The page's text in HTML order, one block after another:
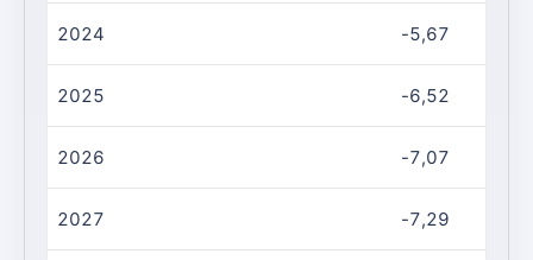
2024 -5,67
2025 -6,52
2026 -7,07
2027 -7,29